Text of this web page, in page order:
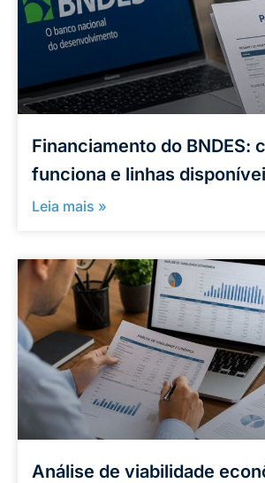
Financiamento do BNDES:
funciona e linhas
Leia mais »
Análise de viabilidade